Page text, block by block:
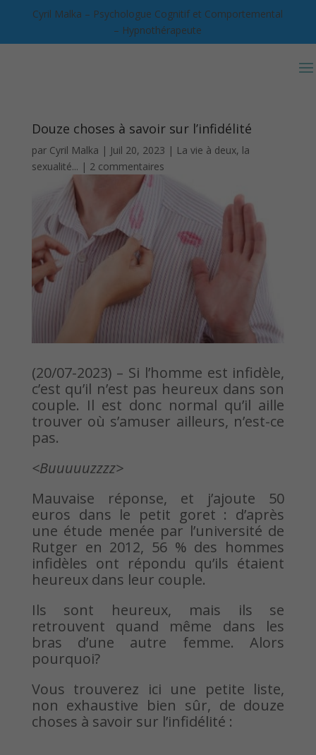
Cyril Malka – Psychologue Cognitif et Comportemental
– Hypnothérapeute
Douze choses à savoir sur l’infidélité
par Cyril Malka | Juil 20, 2023 | La vie à deux, la
sexualité... | 2 commentaires
(20/07-2023) – Si l’homme est infidèle,
c’est qu’il n’est pas heureux dans son
couple. Il est donc normal qu’il aille
trouver où s’amuser ailleurs, n’est-ce
pas.
<Buuuuuzzzz>
Mauvaise réponse, et j’ajoute 50
euros dans le petit goret : d’après
une étude menée par l’université de
Rutger en 2012, 56 % des hommes
infidèles ont répondu qu’ils étaient
heureux dans leur couple.
Ils sont heureux, mais ils se
retrouvent quand même dans les
bras d’une autre femme. Alors
pourquoi?
Vous trouverez ici une petite liste,
non exhaustive bien sûr, de douze
choses à savoir sur l’infidélité :